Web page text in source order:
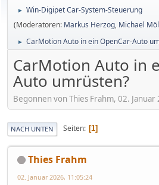
►
Win-Digipet Car-System-Steuerung
(Moderatoren: Markus Herzog, Michael
► CarMotion Auto in ein OpenCar-Auto
CarMotion Auto in
Auto umrüsten?
Begonnen von Thies Frahm, 02.
NACH UNTEN Seiten 1
Thies Frahm
02. Januar 2026, 11:05:24